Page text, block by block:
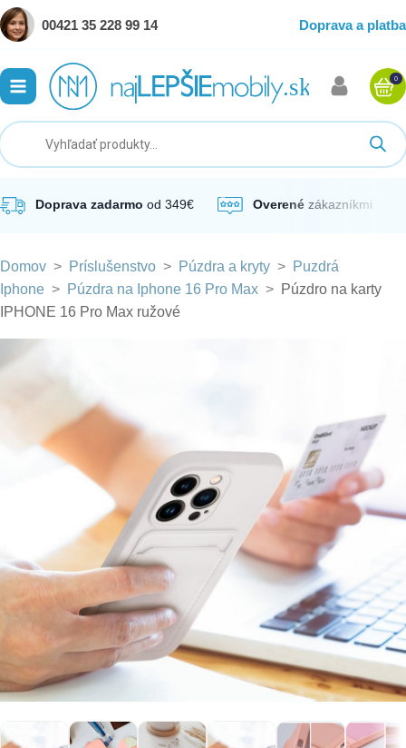
00421 35 228 99 14 Doprava a platba
0
Doprava zadarmo od 349€ Overené zákazníkmi
Domov > Príslušenstvo > Púzdra a kryty > Puzdrá
Iphone > Púzdra na Iphone 16 Pro Max > Púzdro na karty
IPHONE 16 Pro Max ružové